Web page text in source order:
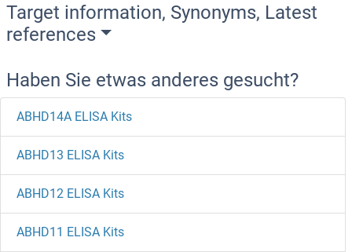
Target information, Synonyms, Latest
references
Haben Sie etwas anderes gesucht?
ABHD14A ELISA Kits
ABHD13 ELISA Kits
ABHD12 ELISA Kits
ABHD11 ELISA Kits